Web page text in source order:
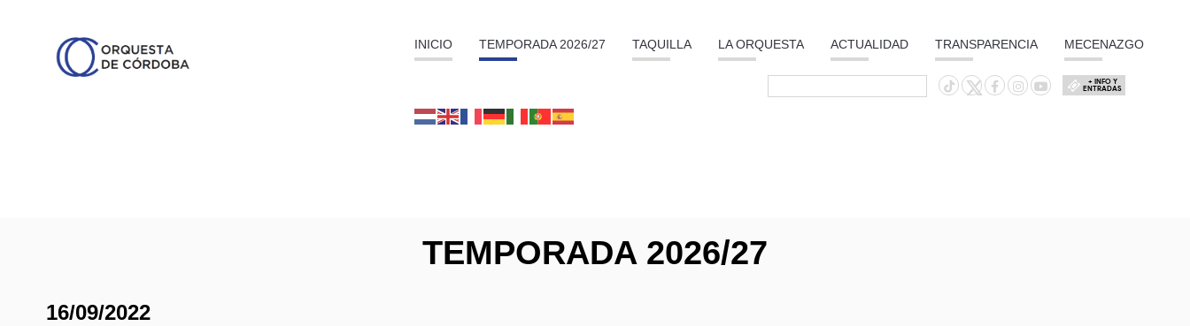
INICIO TEMPORADA 2026/27 TAQUILLA LA ORQUESTA ACTUALIDAD TRANSPARENCIA MECENAZGO
+ INFO Y
ENTRADAS
TEMPORADA 2026/27
16/09/2022